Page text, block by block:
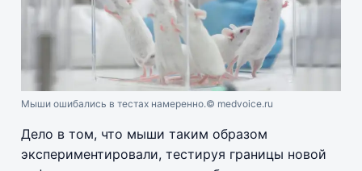
Мыши ошибались в тестах намеренно.© medvoice.ru
Дело в том, что мыши таким образом
экспериментировали, тестируя границы новой